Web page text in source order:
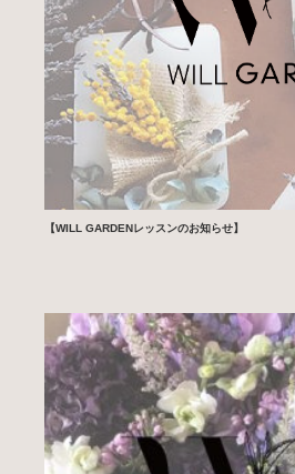
【WILL GARDENレッスンのお知らせ】